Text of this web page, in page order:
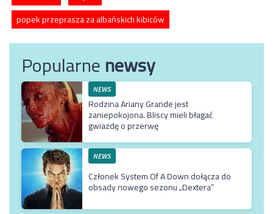
popek przeprasza za albańskich kibiców
Popularnenewsy
NEWS
Rodzina Ariany Grande jest
zaniepokojona. Bliscy mieli błagać
gwiazdę o przerwę
NEWS
Członek System Of A Down dołącza do
obsady nowego sezonu „Dextera”